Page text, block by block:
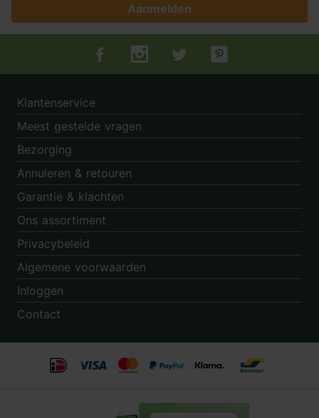
Aanmelden
Tuincentrum.nl op Facebook
Tuincentrum.nl op Instagram
Tuincentrum.nl op Twitter
Tuincentrum.nl op
Klantenservice
Meest gestelde vragen
Bezorging
Annuleren & retouren
Garantie & klachten
Ons assortiment
Privacybeleid
Algemene voorwaarden
Inloggen
Contact